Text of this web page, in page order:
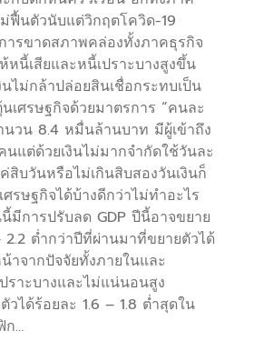
ฟื้นตัวนับแต่วิกฤตโควิด-19
ารขาดสภาพคล่องทั้งภาคธุรกิจ
นี้เสียและหนี้เปราะบางสูงขึ้น
ไม่กล้าปล่อยสินเชื่อกระทบเป็น
เศรษฐกิจด้วยมาตรการ “คนละ
นวน 8.4 หมื่นล้านบาท มีผู้เข้าถึง
แต่ด้วยเงินไม่มากจำกัดใช้วันละ
บวันหรือไม่เกินสิบสองวันเงินก็
รษฐกิจได้บ้างดีกว่าไม่ทำอะไร
มีการปรับลด GDP ปีนี้อาจขยาย
ต่ำกว่าปีที่ผ่านมาที่ขยายตัวได้
าจากปัจจัยทั้งภายในและ
ราะบางและไม่แน่นอนสูง
วได้ร้อยละ 1.6 – 1.8 ต่ำสุดใน
ก…